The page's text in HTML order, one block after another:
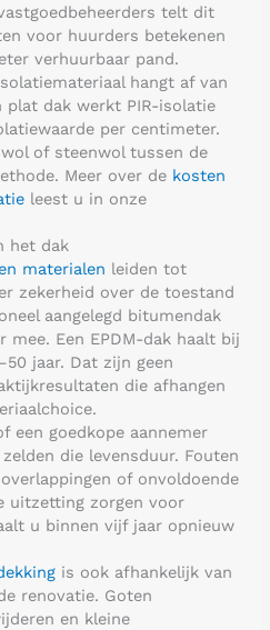
telt dit
voor huurders betekenen
verhuurbaar pand.
hangt af van
plat dak werkt PIR-isolatie
per centimeter.
of steenwol tussen de
Meer over de kosten
leest u in onze
het dak
materialen leiden tot
zekerheid over de toestand
aangelegd bitumendak
mee. Een EPDM-dak haalt bij
jaar. Dat zijn geen
die afhangen
een goedkope aannemer
die levensduur. Fouten
of onvoldoende
uitzetting zorgen voor
u binnen vijf jaar opnieuw
is ook afhankelijk van
renovatie. Goten
en kleine